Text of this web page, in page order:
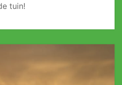
tuin!